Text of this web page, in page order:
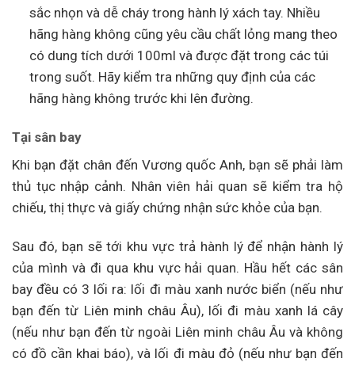
sắc nhọn và dễ cháy trong hành lý xách tay. Nhiều
hãng hàng không cũng yêu cầu chất lỏng mang theo
có dung tích dưới 100ml và được đặt trong các túi
trong suốt. Hãy kiểm tra những quy định của các
hãng hàng không trước khi lên đường.
Tại sân bay
Khi bạn đặt chân đến Vương quốc Anh, bạn sẽ phải làm
thủ tục nhập cảnh. Nhân viên hải quan sẽ kiểm tra hộ
chiếu, thị thực và giấy chứng nhận sức khỏe của bạn.
Sau đó, bạn sẽ tới khu vực trả hành lý để nhận hành lý
của mình và đi qua khu vực hải quan. Hầu hết các sân
bay đều có 3 lối ra: lối đi màu xanh nước biển (nếu như
bạn đến từ Liên minh châu Âu), lối đi màu xanh lá cây
(nếu như bạn đến từ ngoài Liên minh châu Âu và không
có đồ cần khai báo), và lối đi màu đỏ (nếu như bạn đến